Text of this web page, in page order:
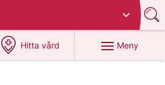
Hitta vård
på 1177.se
Meny